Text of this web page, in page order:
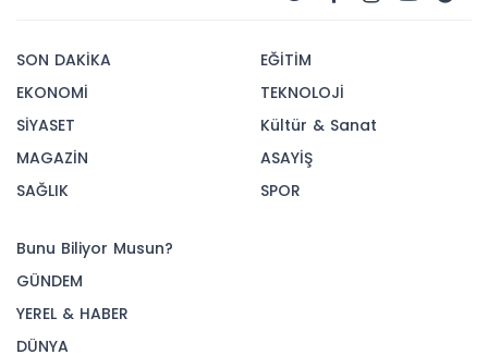
SON DAKİKA
EKONOMİ
SİYASET
MAGAZİN
SAĞLIK
EĞİTİM
TEKNOLOJİ
Kültür & Sanat
ASAYİŞ
SPOR
Bunu Biliyor Musun?
GÜNDEM
YEREL & HABER
DÜNYA